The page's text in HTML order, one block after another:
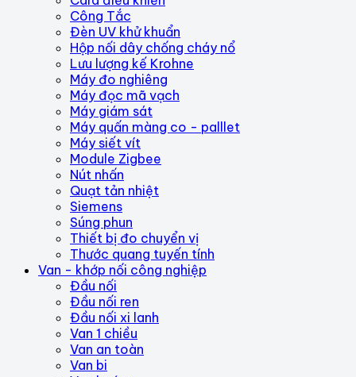
Công Tắc
Đèn UV khử khuẩn
Hộp nối dây chống cháy nổ
Lưu lượng kế Krohne
Máy đo nghiêng
Máy đọc mã vạch
Máy giám sát
Máy quấn màng co - palllet
Máy siết vít
Module Zigbee
Nút nhấn
Quạt tản nhiệt
Siemens
Súng phun
Thiết bị đo chuyển vị
Thước quang tuyến tính
Van - khớp nối công nghiệp
Đầu nối
Đầu nối ren
Đầu nối xi lanh
Van 1 chiều
Van an toàn
Van bi